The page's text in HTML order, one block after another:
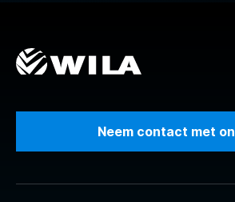
Neem contact met